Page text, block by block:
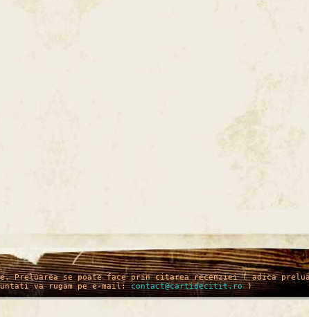
Preluarea se poate face prin citarea recenziei ( adica
va rugam pe e-mail:contact@cartidecitit.ro)